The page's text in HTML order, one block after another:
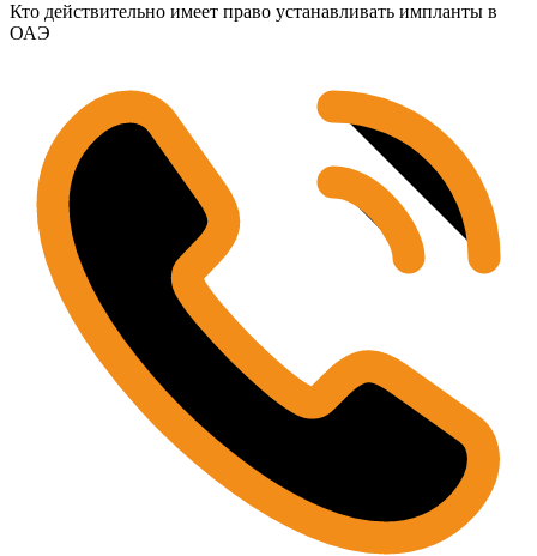
Кто действительно имеет право устанавливать импланты в
ОАЭ